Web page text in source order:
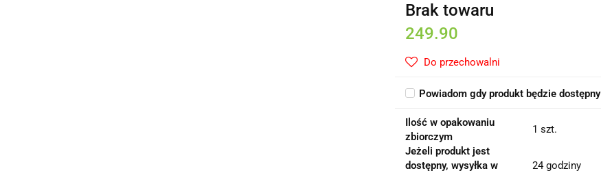
Brak towaru
249.90
Do przechowalni
Powiadom gdy produkt będzie dostępny
Ilość w opakowaniu
zbiorczym
1 szt.
Jeżeli produkt jest
dostępny, wysyłka w
24 godziny